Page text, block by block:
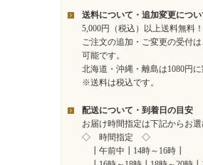
送料について・追加変更につい
5,000円（税込）以上送料無料！
ご注文の追加・ご変更の受付
可能です。
北海道・沖縄・離島は1080円
※送料は税込です。
配送について・到着日の目安
お届け時間指定は下記からお
◇ 時間指定 ◇
┃午前中┃14時～16時┃